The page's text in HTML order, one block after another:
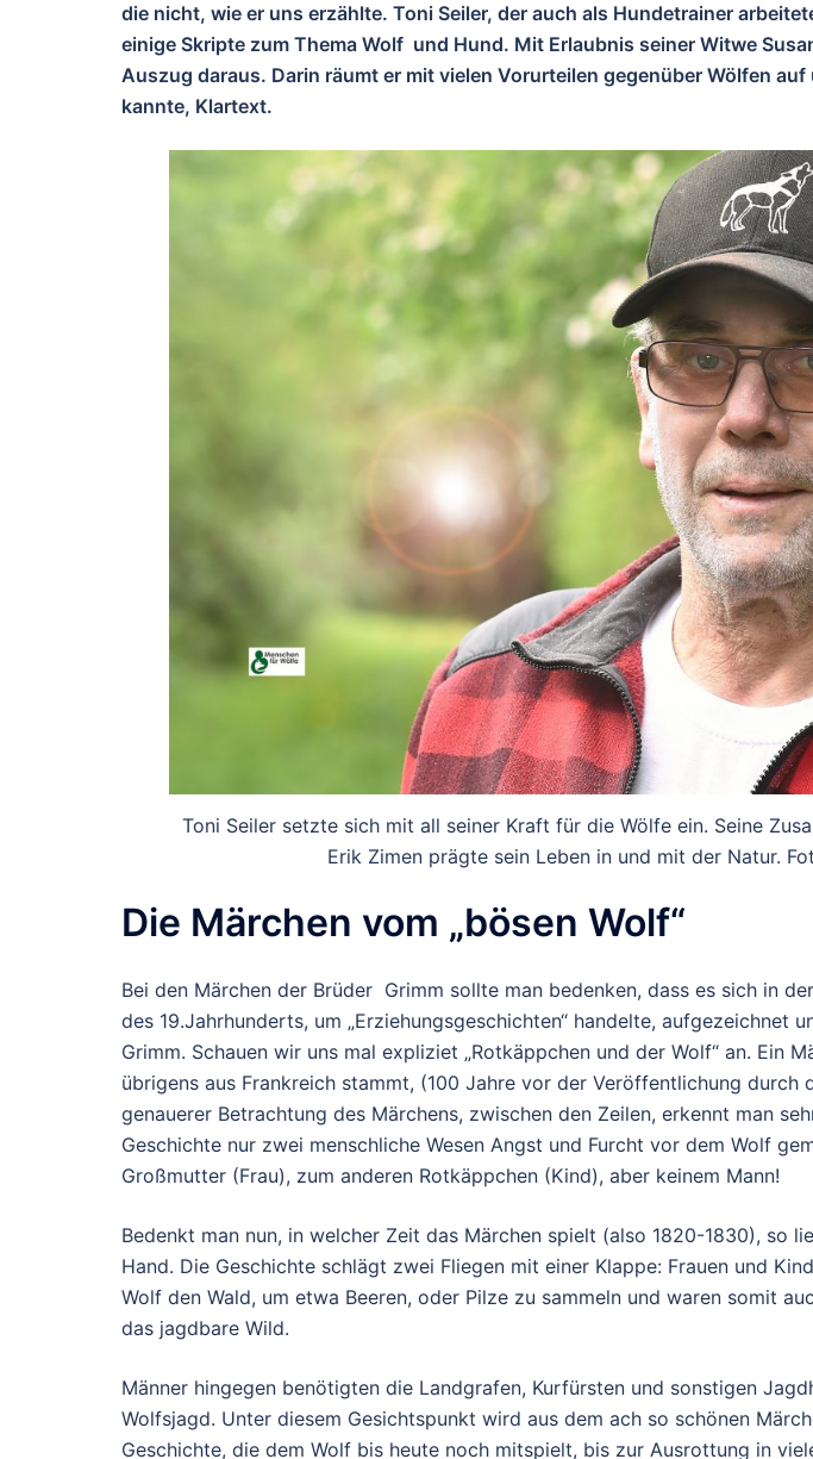
die nicht, wie er uns erzählte. Toni Seiler, der auch als Hundetrainer
einige Skripte zum Thema Wolf und Hund. Mit Erlaubnis seiner Witwe
Auszug daraus. Darin räumt er mit vielen Vorurteilen gegenüber Wölfen
kannte, Klartext.
Toni Seiler setzte sich mit all seiner Kraft für die Wölfe ein. Seine
Erik Zimen prägte sein Leben in und mit der Natur.
Die Märchen vom „bösen Wolf“
Bei den Märchen der Brüder Grimm sollte man bedenken, dass es sich in
des 19.Jahrhunderts, um „Erziehungsgeschichten“ handelte, aufgezeichnet
Grimm. Schauen wir uns mal expliziet „Rotkäppchen und der Wolf“ an. Ein
übrigens aus Frankreich stammt, (100 Jahre vor der Veröffentlichung durch
genauerer Betrachtung des Märchens, zwischen den Zeilen, erkennt man
Geschichte nur zwei menschliche Wesen Angst und Furcht vor dem Wolf
Großmutter (Frau), zum anderen Rotkäppchen (Kind), aber keinem Mann!
Bedenkt man nun, in welcher Zeit das Märchen spielt (also 1820-1830), so
Hand. Die Geschichte schlägt zwei Fliegen mit einer Klappe: Frauen und
Wolf den Wald, um etwa Beeren, oder Pilze zu sammeln und waren somit
das jagdbare Wild.
Männer hingegen benötigten die Landgrafen, Kurfürsten und sonstigen
Wolfsjagd. Unter diesem Gesichtspunkt wird aus dem ach so schönen
Geschichte, die dem Wolf bis heute noch mitspielt, bis zur Ausrottung in